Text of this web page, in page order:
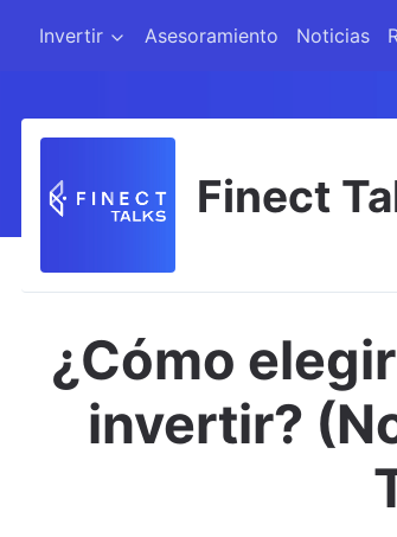
Invertir Asesoramiento Noticias
Finect
¿Cómo
invertir?